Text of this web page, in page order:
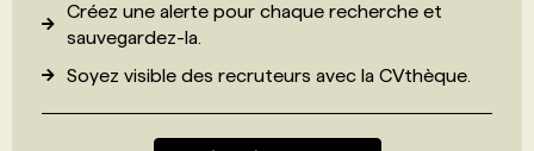
Créez une alerte pour chaque recherche et
sauvegardez-la.
Soyez visible des recruteurs avec la CVthèque